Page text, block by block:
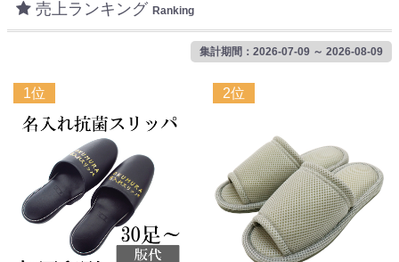
売上ランキング Ranking
集計期間：2026-07-09 ～ 2026-08-09
1位 2位